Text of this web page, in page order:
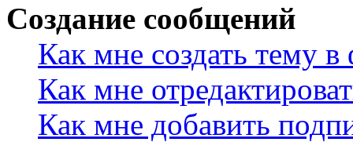
Создание сообщений
Как мне создать тему
Как мне
Как мне добавить